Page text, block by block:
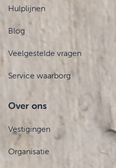
Hulplijnen
Blog
Veelgestelde vragen
Service waarborg
Over ons
Vestigingen
Organisatie